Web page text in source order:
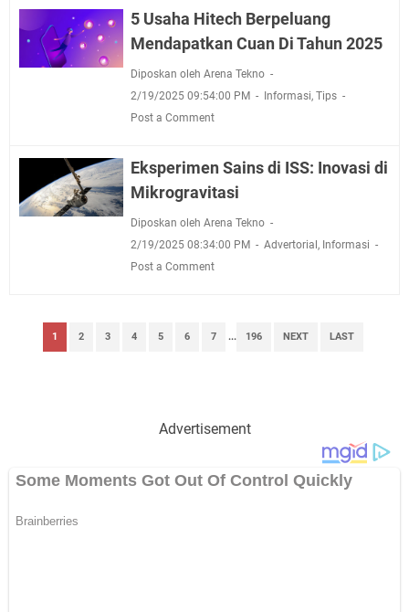
5 Usaha Hitech Berpeluang
Mendapatkan Cuan Di Tahun 2025
Diposkan oleh Arena Tekno
2/19/2025 09:54:00 PM
Informasi, Tips
Post a Comment
Eksperimen Sains di ISS: Inovasi di
Mikrogravitasi
Diposkan oleh Arena Tekno
2/19/2025 08:34:00 PM
Advertorial , Informasi
Post a Comment
1 2 3 4 5 6 7 ... 196 NEXT LAST
Advertisement